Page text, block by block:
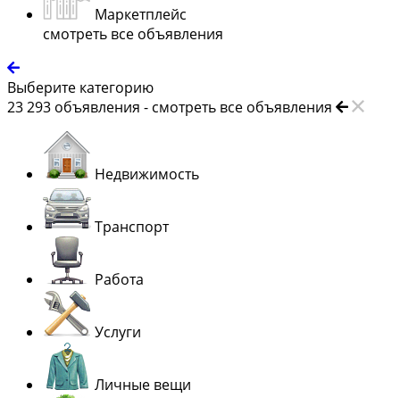
Маркетплейс
смотреть все объявления
Выберите категорию
23 293 объявления - смотреть все объявления
Недвижимость
Транспорт
Работа
Услуги
Личные вещи